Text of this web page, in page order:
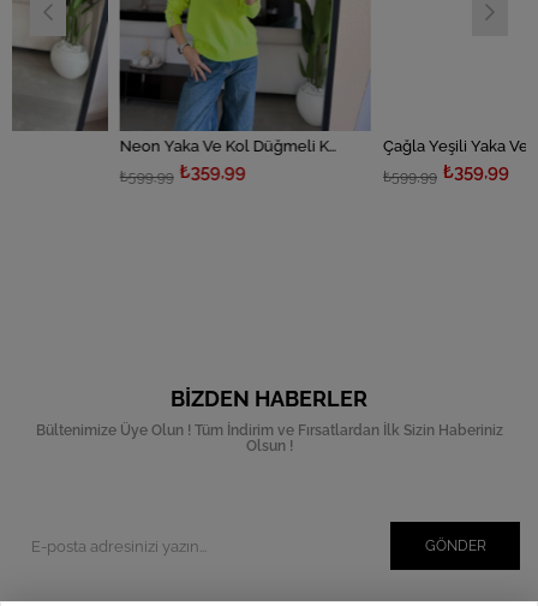
Neon Yaka Ve Kol Düğmeli Kazak
₺359,99
Çağla Yeşili Yaka Ve Kol Düğmeli Kazak
₺359,99
BIZDEN HABERLER
Bültenimize Üye Olun ! Tüm İndirim ve Fırsatlardan İlk Sizin Haberiniz
Olsun !
GÖNDER